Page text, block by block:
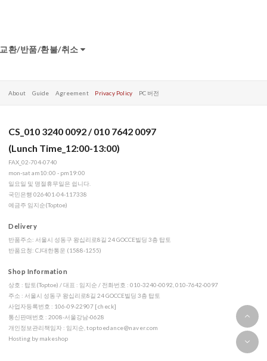
교환/반품/환불/취소
About Guide Agreement Privacy Policy PC 버전
CS_010 3240 0092 / 010 7642 0097
(Lunch Time_12:00-13:00)
FAX_02-704-0740
mon-sat am10:00 - pm19:00
일요일 및 명절휴무일은 쉽니다.
국민은행 026401-04-117338
예금주 임지순(Toptoe)
Delivery
반품주소: 서울시 성동구 왕십리로8길 24 GOCCE빌딩 3층 탑토
반품요청: CJ대한통운 (1588-1255)
Shop Information
상호 : 탑토(Toptoe) / 대표 : 임지순 / 전화번호 : 010-3240-0092, 010-7642-0097
주소 : 서울시 성동구 왕십리로8길 24 GOCCE빌딩 3층 탑토
사업자등록번호 : 106-09-22907 [check]
통신판매번호 : 2008-서울강남-0628
개인정보관리책임자 : 임지순,toptoedance@naver.com
Hosting by makeshop